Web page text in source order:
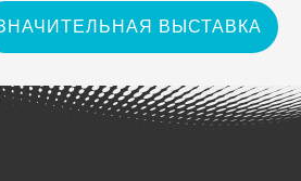
ВЫСТАВКА